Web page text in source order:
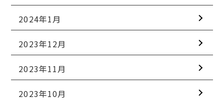
2024年1月
2023年12月
2023年11月
2023年10月